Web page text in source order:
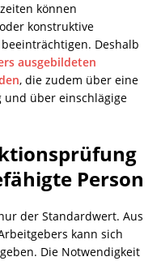
können
konstruktive
Deshalb
ausgebildeten
, die zudem über eine
und über einschlägige
Person
der Standardwert. Aus
kann sich
Die Notwendigkeit